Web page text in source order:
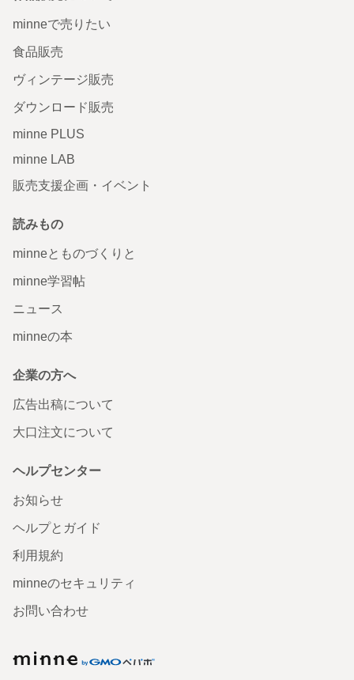
minneで売りたい
食品販売
ヴィンテージ販売
ダウンロード販売
minne PLUS
minne LAB
販売支援企画・イベント
読みもの
minneとものづくりと
minne学習帖
ニュース
minneの本
企業の方へ
広告出稿について
大口注文について
ヘルプセンター
お知らせ
ヘルプとガイド
利用規約
minneのセキュリティ
お問い合わせ